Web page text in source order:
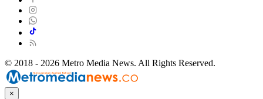
© 2018 - 2026 Metro Media News. All Rights Reserved.
×